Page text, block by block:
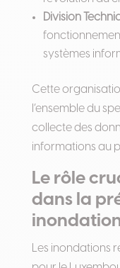
Division
systèmes
Cette
l’ensemble du
collecte des
informations au
Le rôle
dans la
Les inondations